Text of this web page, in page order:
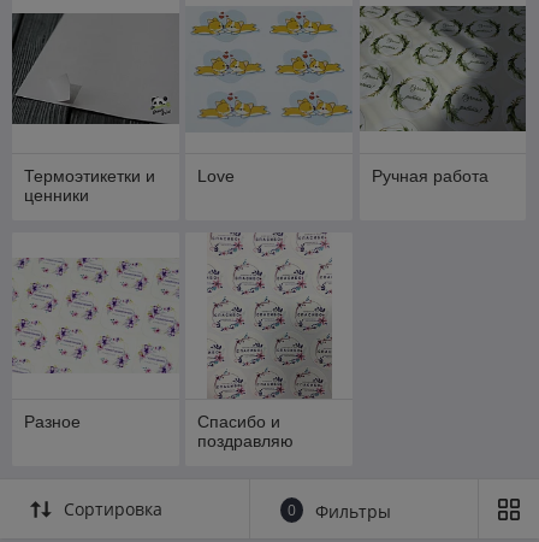
Термоэтикетки и
ценники
Love Ручная работа
Разное
Спасибо и
поздравляю
Сортировка 0 Фильтры